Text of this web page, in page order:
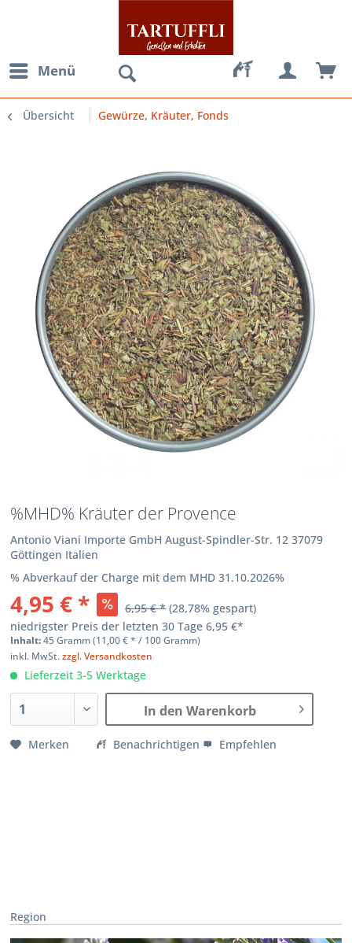
Menü
Übersicht Gewürze, Kräuter, Fonds
%MHD% Kräuter der Provence
Antonio Viani Importe GmbH August-Spindler-Str. 12 37079
Göttingen Italien
% Abverkauf der Charge mit dem MHD 31.10.2026%
4,95 € * 6,95 € * (28,78% gespart)
niedrigster Preis der letzten 30 Tage6,95 €*
Inhalt:45 Gramm (11,00 €* / 100 Gramm)
inkl. MwSt.zzgl. Versandkosten
Lieferzeit 3-5 Werktage
In den Warenkorb
Merken Benachrichtigen Empfehlen
Region